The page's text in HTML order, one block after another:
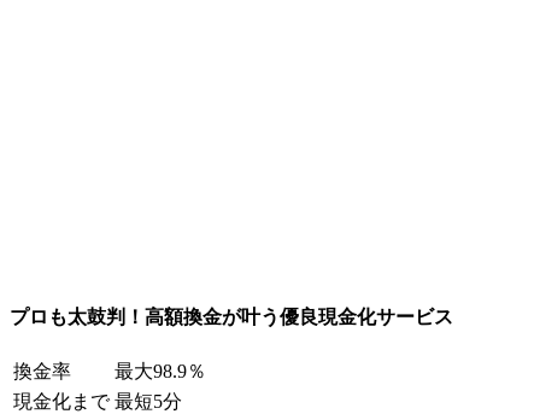
プロも太鼓判！高額換金が叶う優良現金化サービス
換金率
最大98.9％
現金化まで 最短5分